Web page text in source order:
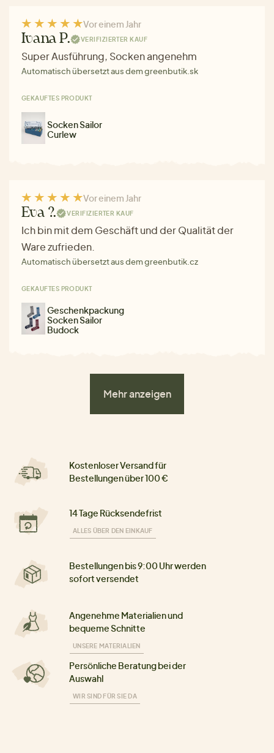
Vor einem Jahr
Ivana P. VERIFIZIERTER KAUF
Super Ausführung, Socken angenehm
Automatisch übersetzt aus dem greenbutik.sk
GEKAUFTES PRODUKT
Socken Sailor
Curlew
Vor einem Jahr
Eva ?. VERIFIZIERTER KAUF
Ich bin mit dem Geschäft und der Qualität der
Ware zufrieden.
Automatisch übersetzt aus dem greenbutik.cz
GEKAUFTES PRODUKT
Geschenkpackung
Socken Sailor
Budock
Mehr anzeigen
Kostenloser Versand für
Bestellungen über 100 €
14 Tage Rücksendefrist
ALLES ÜBER DEN EINKAUF
Bestellungen bis 9:00 Uhr werden
sofort versendet
Angenehme Materialien und
bequeme Schnitte
UNSERE MATERIALIEN
Persönliche Beratung bei der
Auswahl
WIR SIND FÜR SIE DA